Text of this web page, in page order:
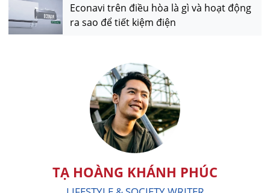
Econavi trên điều hòa là gì và hoạt động
ra sao để tiết kiệm điện
TẠ HOÀNG KHÁNH PHÚC